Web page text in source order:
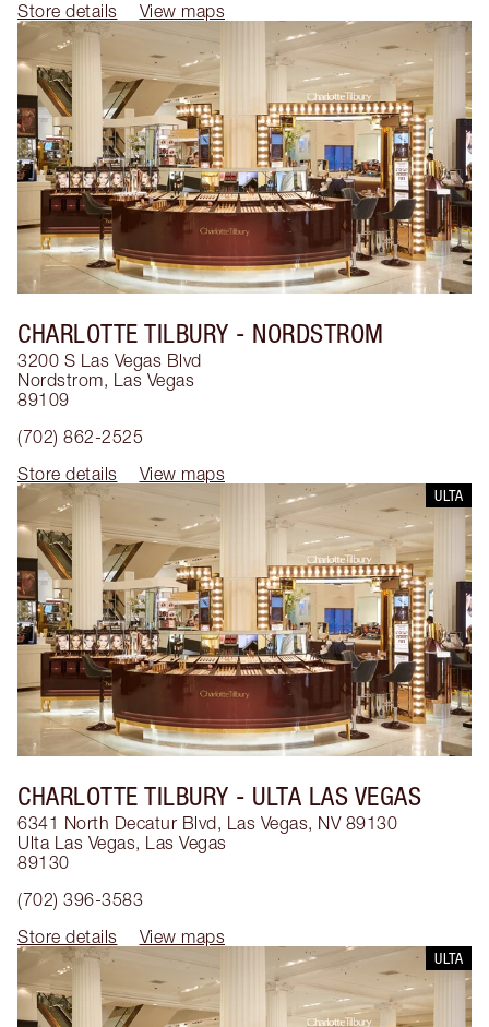
Store details
View maps
CHARLOTTE TILBURY - NORDSTROM
3200 S Las Vegas Blvd
Nordstrom, Las Vegas
89109
(702) 862-2525
Store details
View maps
ULTA
CHARLOTTE TILBURY - ULTA LAS VEGAS
6341 North Decatur Blvd, Las Vegas, NV 89130
Ulta Las Vegas, Las Vegas
89130
(702) 396-3583
Store details
View maps
ULTA